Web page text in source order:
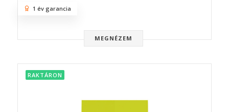
MEGNÉZEM
1 év garancia
RAKTÁRON